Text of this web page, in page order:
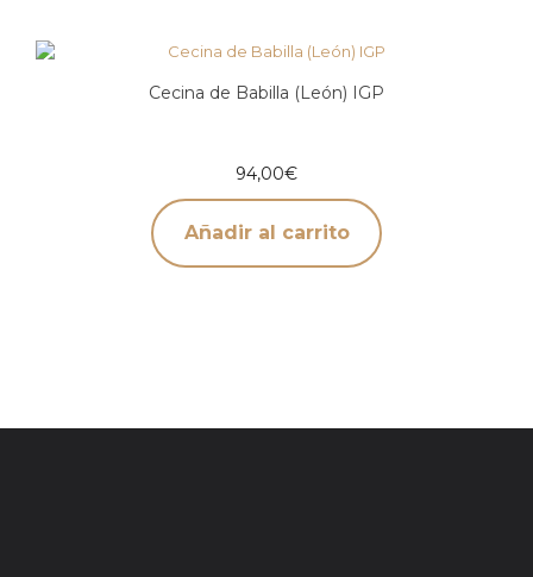
Cecina de Babilla (León) IGP
94,00€
Añadir al carrito